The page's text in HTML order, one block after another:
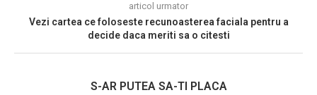
articol urmator
Vezi cartea ce foloseste recunoasterea faciala pentru a
decide daca meriti sa o citesti
S-AR PUTEA SA-TI PLACA